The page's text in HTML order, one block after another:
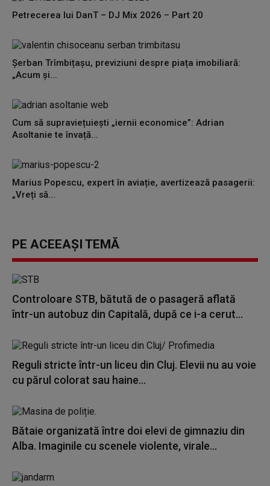
Petrecerea lui DanT – DJ Mix 2026 – Part 20
Șerban Trîmbițașu, previziuni despre piața imobiliară:
„Acum și...
Cum să supraviețuiești „iernii economice”: Adrian
Asoltanie te învață...
Marius Popescu, expert în aviație, avertizează pasagerii:
„Vreți să...
PE ACEEAȘI TEMĂ
Controloare STB, bătută de o pasageră aflată
într-un autobuz din Capitală, după ce i-a cerut...
Reguli stricte într-un liceu din Cluj. Elevii nu au voie
cu părul colorat sau haine...
Bătaie organizată între doi elevi de gimnaziu din
Alba. Imaginile cu scenele violente, virale...